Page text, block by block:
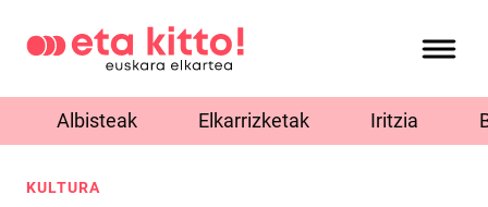
Albisteak Elkarrizketak Iritzia
KULTURA